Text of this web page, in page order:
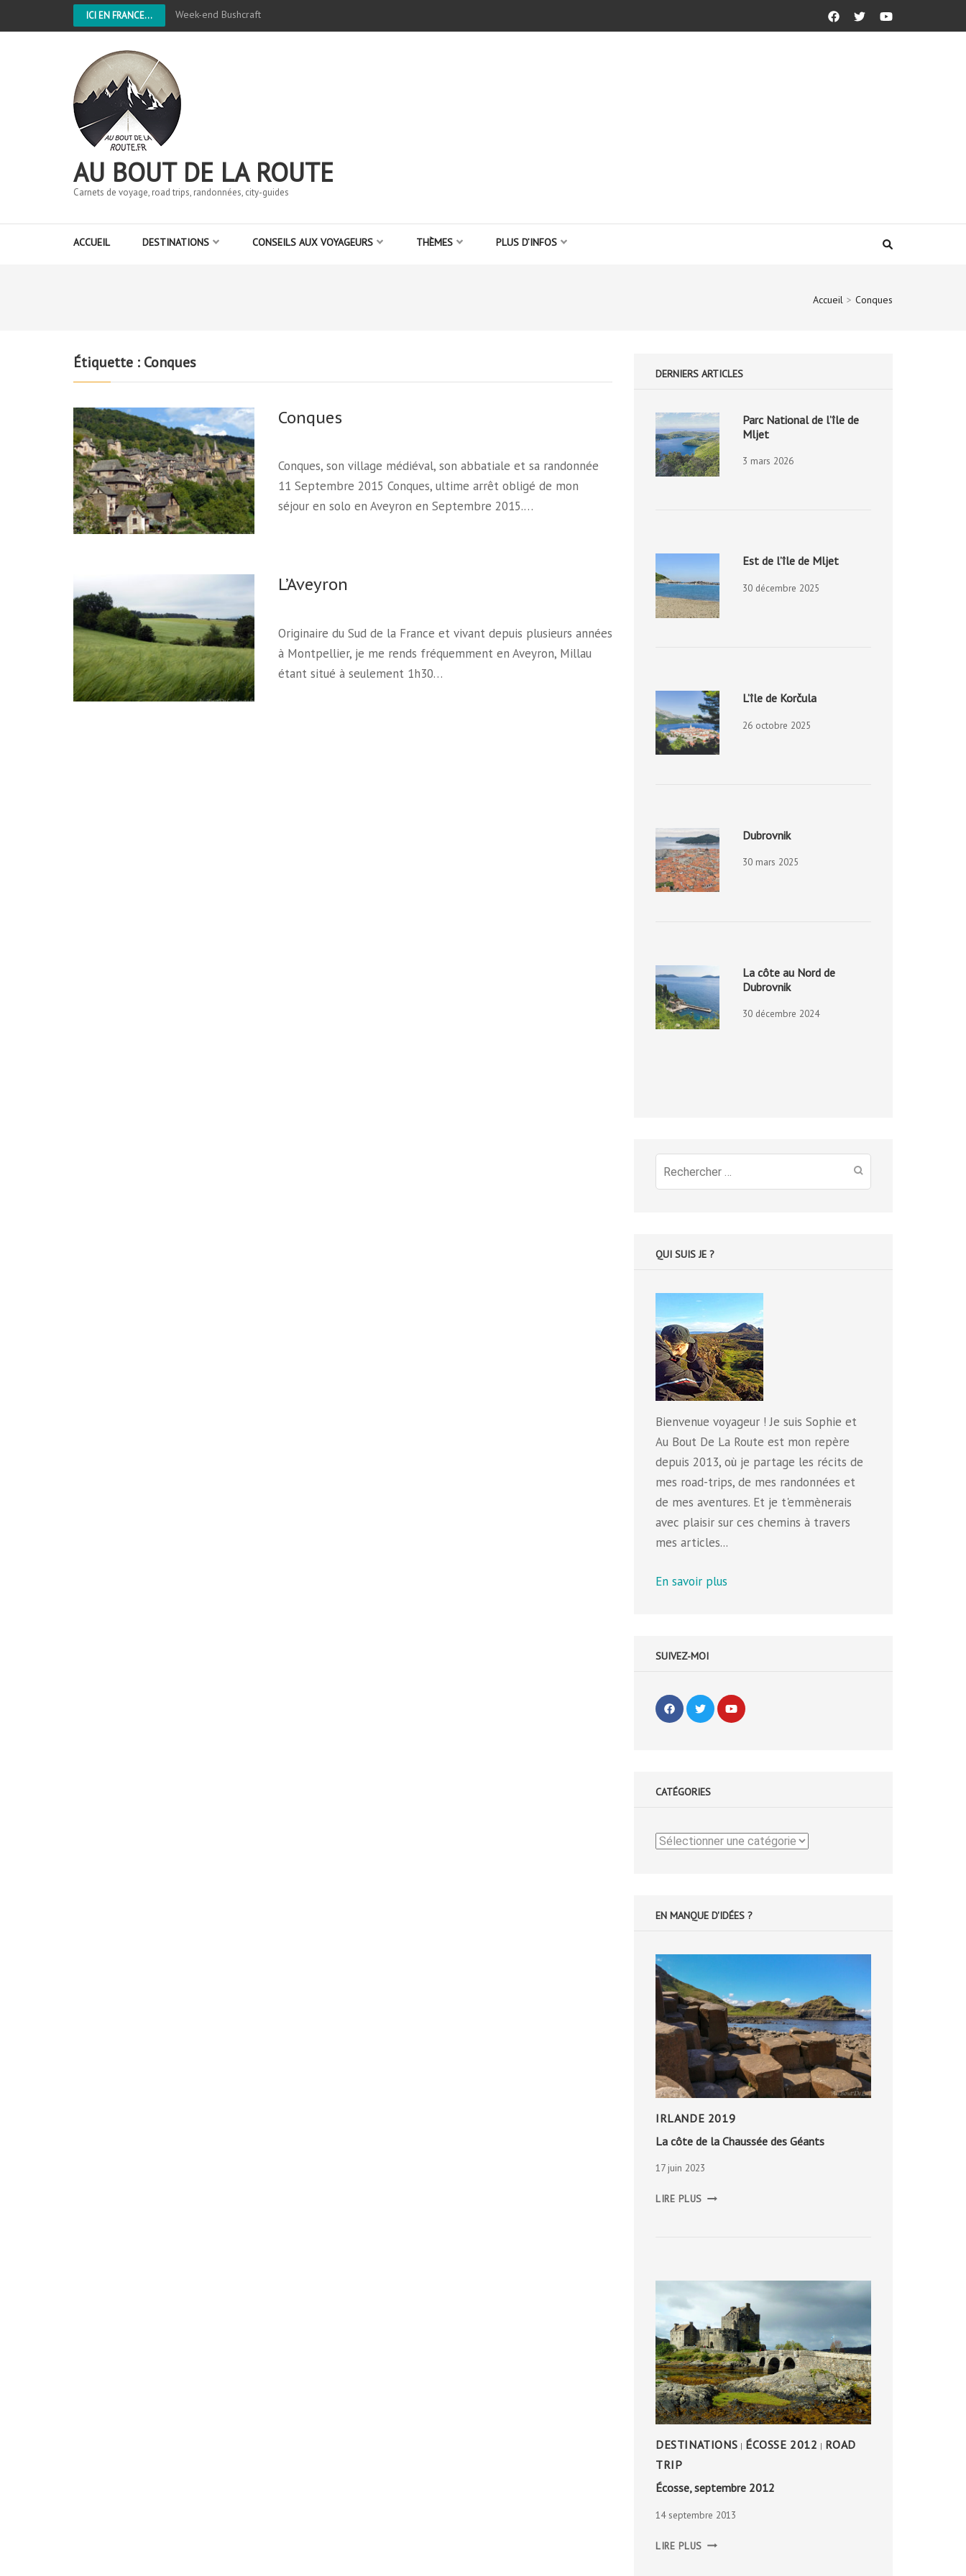
ICI EN FRANCE... Week-end Bushcraft
AU BOUT DE LA ROUTE
Carnets de voyage, road trips, randonnées, city-guides
ACCUEIL DESTINATIONS CONSEILS AUX VOYAGEURS THÈMES PLUS D’INFOS
Accueil > Conques
Étiquette : Conques
Conques
Conques, son village médiéval, son abbatiale et sa randonnée
11 Septembre 2015 Conques, ultime arrêt obligé de mon
séjour en solo en Aveyron en Septembre 2015.…
L’Aveyron
Originaire du Sud de la France et vivant depuis plusieurs années
à Montpellier, je me rends fréquemment en Aveyron, Millau
étant situé à seulement 1h30…
DERNIERS ARTICLES
Parc National de l’île de
Mljet
3 mars 2026
Est de l’île de Mljet
30 décembre 2025
L’île de Korčula
26 octobre 2025
Dubrovnik
30 mars 2025
La côte au Nord de
Dubrovnik
30 décembre 2024
Recherche
pour
QUI SUIS JE ?
Bienvenue voyageur ! Je suis Sophie et
Au Bout De La Route est mon repère
depuis 2013, où je partage les récits de
mes road-trips, de mes randonnées et
de mes aventures. Et je t'emmènerais
avec plaisir sur ces chemins à travers
mes articles...
En savoir plus
SUIVEZ-MOI
CATÉGORIES
Catégories
EN MANQUE D'IDÉES ?
IRLANDE 2019
La côte de la Chaussée des Géants
17 juin 2023
LIRE PLUS CÔTE
DESTINATIONS | ÉCOSSE 2012 | ROAD
TRIP
Écosse, septembre 2012
14 septembre 2013
LIRE PLUS SEPTEMBRE